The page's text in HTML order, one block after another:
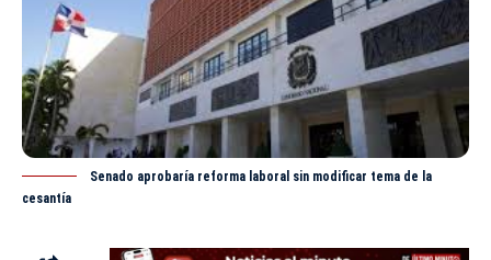
Senado aprobaría reforma laboral sin modificar tema de la
cesantía